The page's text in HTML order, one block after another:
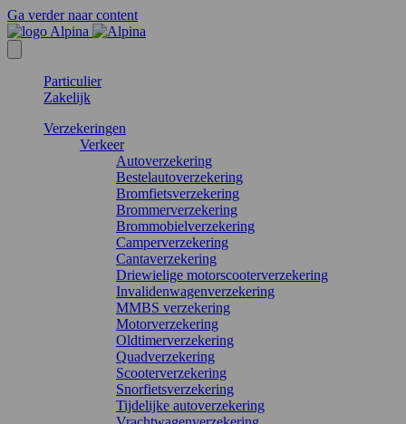
Ga verder naar content
Particulier
Zakelijk
Verzekeringen
Verkeer
Autoverzekering
Bestelautoverzekering
Bromfietsverzekering
Brommerverzekering
Brommobielverzekering
Camperverzekering
Cantaverzekering
Driewielige motorscooterverzekering
Invalidenwagenverzekering
MMBS verzekering
Motorverzekering
Oldtimerverzekering
Quadverzekering
Scooterverzekering
Snorfietsverzekering
Tijdelijke autoverzekering